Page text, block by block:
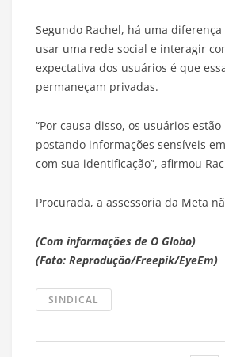
Segundo Rachel, há uma
usar uma rede social e interagir
expectativa dos usuários é que
permaneçam privadas.
“Por causa disso, os usuários
postando informações sensíveis
com sua identificação”, afirmou
Procurada, a assessoria da Meta
(Com informações de O Globo)
(Foto: Reprodução/Freepik/EyeEm)
SINDICAL